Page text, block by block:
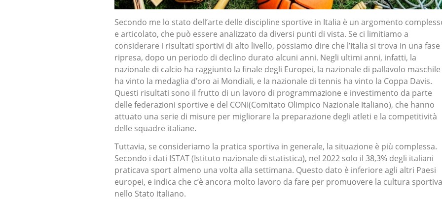
Secondo me lo stato dell’arte delle discipline sportive in Italia è un argomento
e articolato, che può essere analizzato da diversi punti di vista. Se ci limitiamo a
considerare i risultati sportivi di alto livello, possiamo dire che l’Italia si trova in una fase
ripresa, dopo un periodo di declino durato alcuni anni. Negli ultimi anni, infatti, la
nazionale di calcio ha raggiunto la finale degli Europei, la nazionale di pallavolo maschile
ha vinto la medaglia d’oro ai Mondiali, e la nazionale di tennis ha vinto la Coppa Davis.
Questi risultati sono il frutto di un lavoro di programmazione e investimento da parte
delle federazioni sportive e del CONI(Comitato Olimpico Nazionale Italiano), che hanno
attuato una serie di misure per migliorare la preparazione degli atleti e la competitività
delle squadre italiane.
Tuttavia, se consideriamo la pratica sportiva in generale, la situazione è più complessa.
Secondo i dati ISTAT (Istituto nazionale di statistica), nel 2022 solo il 38,3% degli italiani
praticava sport almeno una volta alla settimana. Questo dato è inferiore agli altri Paesi
europei, e indica che c’è ancora molto lavoro da fare per promuovere la cultura sportiva
nello Stato italiano.